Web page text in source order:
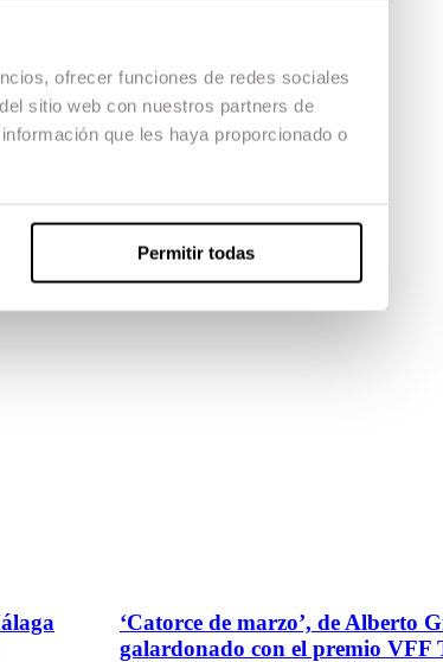
ofrecer funciones de redes sociales
sitio web con nuestros partners de
que les haya proporcionado o
Permitir todas
surge la oportunidad de
amigos de la infancia. Con
de lo más bizarro y
‘Catorce de marzo’, de Alberto
galardonado con el premio VFF